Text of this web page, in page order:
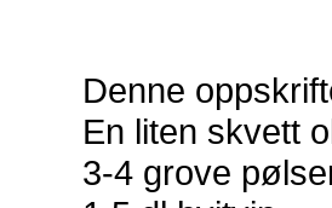
Denne
En liten skvett
3-4 grove